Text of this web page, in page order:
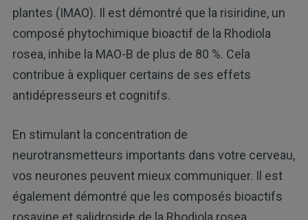
plantes (IMAO). Il est démontré que la risiridine, un
composé phytochimique bioactif de la Rhodiola
rosea, inhibe la MAO-B de plus de 80 %. Cela
contribue à expliquer certains de ses effets
antidépresseurs et cognitifs.
En stimulant la concentration de
neurotransmetteurs importants dans votre cerveau,
vos neurones peuvent mieux communiquer. Il est
également démontré que les composés bioactifs
rosavine et salidroside de la Rhodiola rosea